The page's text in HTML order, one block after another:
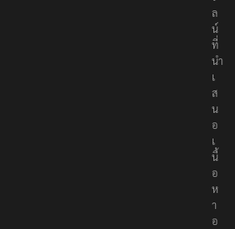
ล
น์
ที่
นำ
เ
ส
น
อ
เ
นื้
อ
ห
า
อ